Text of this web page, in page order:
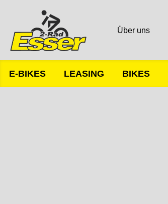
Über uns
E-BIKES LEASING BIKES